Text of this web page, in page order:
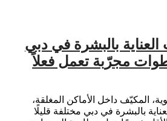
العناية بالبشرة في دبي
مجرّبة تعمل فعلاً
المكيّف داخل الأماكن المغلقة،
بالبشرة في دبي مختلفة قليلًا